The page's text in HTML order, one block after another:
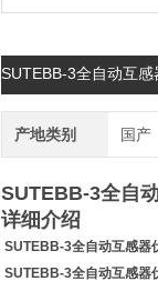
SUTEBB-3全自动互感
产地类别 国产
SUTEBB-3全自
详细介绍
SUTEBB-3全自动互感器
SUTEBB-3全自动互感器